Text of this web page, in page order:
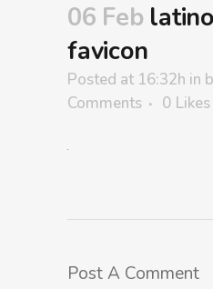
06 Feb
favicon
Posted at 16:32h in
Comments
0 Likes
Post A Comment